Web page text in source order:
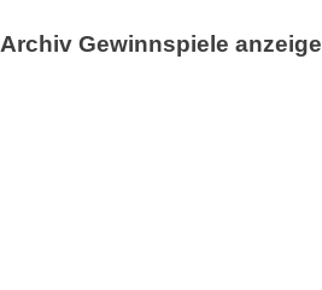
Archiv Gewinnspiele